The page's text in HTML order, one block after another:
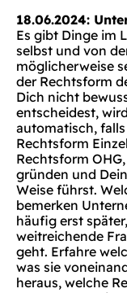
18.06.2024:
Es gibt Dinge im
selbst und von
möglicherweise
der Rechtsform
Dich nicht
entscheidest,
automatisch,
Rechtsform
Rechtsform
gründen und
Weise führst.
bemerken
häufig erst
weitreichende
geht. Erfahre
was sie
heraus, welche